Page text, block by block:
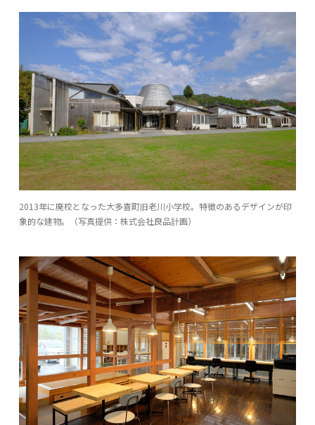
2013年に廃校となった大多喜町旧老川小学校。特徴のあるデザインが印
象的な建物。（写真提供：株式会社良品計画）